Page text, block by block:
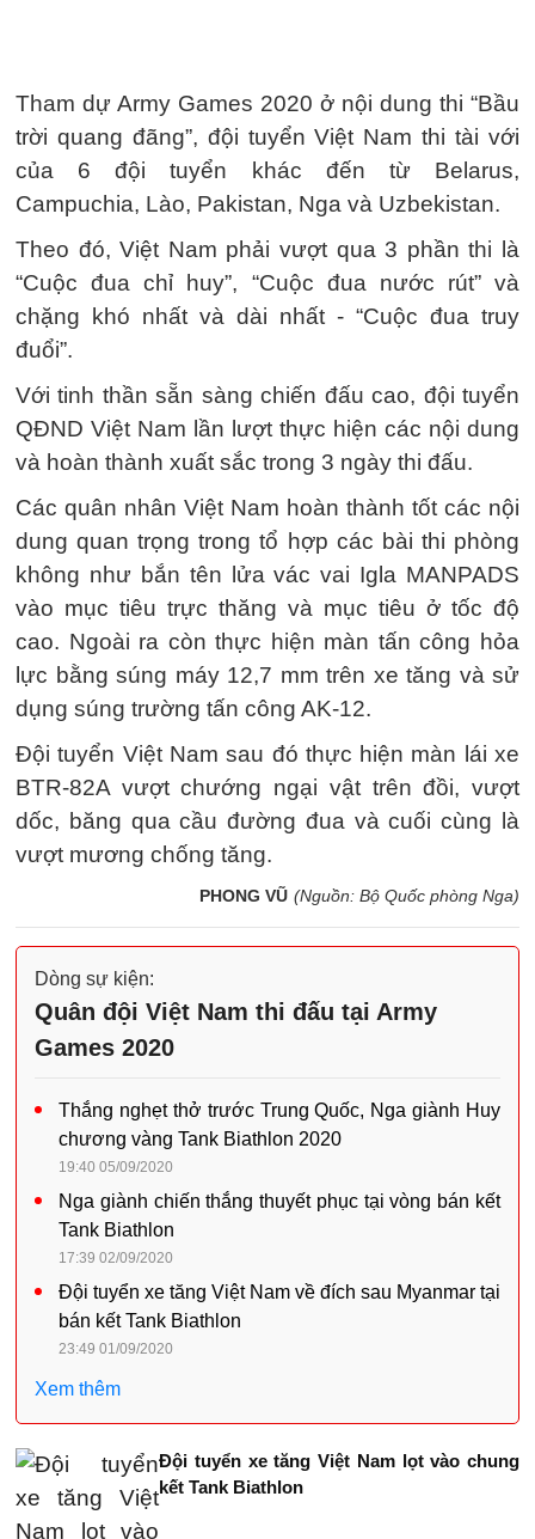
Tham dự Army Games 2020 ở nội dung thi “Bầu
trời quang đãng”, đội tuyển Việt Nam thi tài với
của 6 đội tuyển khác đến từ Belarus,
Campuchia, Lào, Pakistan, Nga và Uzbekistan.
Theo đó, Việt Nam phải vượt qua 3 phần thi là
“Cuộc đua chỉ huy”, “Cuộc đua nước rút” và
chặng khó nhất và dài nhất - “Cuộc đua truy
đuổi”.
Với tinh thần sẵn sàng chiến đấu cao, đội tuyển
QĐND Việt Nam lần lượt thực hiện các nội dung
và hoàn thành xuất sắc trong 3 ngày thi đấu.
Các quân nhân Việt Nam hoàn thành tốt các nội
dung quan trọng trong tổ hợp các bài thi phòng
không như bắn tên lửa vác vai Igla MANPADS
vào mục tiêu trực thăng và mục tiêu ở tốc độ
cao. Ngoài ra còn thực hiện màn tấn công hỏa
lực bằng súng máy 12,7 mm trên xe tăng và sử
dụng súng trường tấn công AK-12.
Đội tuyển Việt Nam sau đó thực hiện màn lái xe
BTR-82A vượt chướng ngại vật trên đồi, vượt
dốc, băng qua cầu đường đua và cuối cùng là
vượt mương chống tăng.
PHONG VŨ (Nguồn: Bộ Quốc phòng Nga)
Dòng sự kiện:
Quân đội Việt Nam thi đấu tại Army
Games 2020
Thắng nghẹt thở trước Trung Quốc, Nga giành Huy
chương vàng Tank Biathlon 2020
19:40 05/09/2020
Nga giành chiến thắng thuyết phục tại vòng bán kết
Tank Biathlon
17:39 02/09/2020
Đội tuyển xe tăng Việt Nam về đích sau Myanmar tại
bán kết Tank Biathlon
23:49 01/09/2020
Xem thêm
Đội tuyển xe tăng Việt Nam lọt vào chung
kết Tank Biathlon